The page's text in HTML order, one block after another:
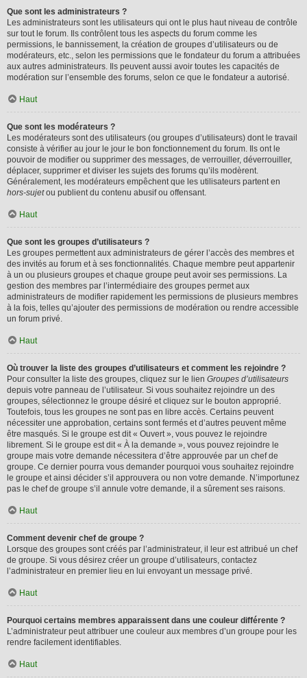
Que sont les administrateurs ?
Les administrateurs sont les utilisateurs qui ont le plus haut niveau de contrôle
sur tout le forum. Ils contrôlent tous les aspects du forum comme les
permissions, le bannissement, la création de groupes d’utilisateurs ou de
modérateurs, etc., selon les permissions que le fondateur du forum a attribuées
aux autres administrateurs. Ils peuvent aussi avoir toutes les capacités de
modération sur l’ensemble des forums, selon ce que le fondateur a autorisé.
Haut
Que sont les modérateurs ?
Les modérateurs sont des utilisateurs (ou groupes d’utilisateurs) dont le travail
consiste à vérifier au jour le jour le bon fonctionnement du forum. Ils ont le
pouvoir de modifier ou supprimer des messages, de verrouiller, déverrouiller,
déplacer, supprimer et diviser les sujets des forums qu’ils modèrent.
Généralement, les modérateurs empêchent que les utilisateurs partent en
hors-sujetou publient du contenu abusif ou offensant.
Haut
Que sont les groupes d’utilisateurs ?
Les groupes permettent aux administrateurs de gérer l’accès des membres et
des invités au forum et à ses fonctionnalités. Chaque membre peut appartenir
à un ou plusieurs groupes et chaque groupe peut avoir ses permissions. La
gestion des membres par l’intermédiaire des groupes permet aux
administrateurs de modifier rapidement les permissions de plusieurs membres
à la fois, telles qu’ajouter des permissions de modération ou rendre accessible
un forum privé.
Haut
Où trouver la liste des groupes d’utilisateurs et comment les rejoindre ?
Pour consulter la liste des groupes, cliquez sur le lien Groupes d’utilisateurs
depuis votre panneau de l’utilisateur. Si vous souhaitez rejoindre un des
groupes, sélectionnez le groupe désiré et cliquez sur le bouton approprié.
Toutefois, tous les groupes ne sont pas en libre accès. Certains peuvent
nécessiter une approbation, certains sont fermés et d’autres peuvent même
être masqués. Si le groupe est dit « Ouvert », vous pouvez le rejoindre
librement. Si le groupe est dit « À la demande », vous pouvez rejoindre le
groupe mais votre demande nécessitera d’être approuvée par un chef de
groupe. Ce dernier pourra vous demander pourquoi vous souhaitez rejoindre
le groupe et ainsi décider s’il approuvera ou non votre demande. N’importunez
pas le chef de groupe s’il annule votre demande, il a sûrement ses raisons.
Haut
Comment devenir chef de groupe ?
Lorsque des groupes sont créés par l’administrateur, il leur est attribué un chef
de groupe. Si vous désirez créer un groupe d’utilisateurs, contactez
l’administrateur en premier lieu en lui envoyant un message privé.
Haut
Pourquoi certains membres apparaissent dans une couleur différente ?
L’administrateur peut attribuer une couleur aux membres d’un groupe pour les
rendre facilement identifiables.
Haut